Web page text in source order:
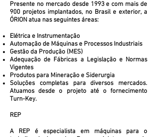
Presente no mercado desde 1993 e com mais de
900 projetos implantados, no Brasil e exterior, a
ÓRION atua nas seguintes áreas:
Elétrica e Instrumentação
Automação de Máquinas e Processos Industriais
Gestão da Produção (MES)
Adequação de Fábricas a Legislação e Normas
Vigentes
Produtos para Mineração e Siderurgia
Soluções completas para diversos mercados.
Atuamos desde o projeto até o fornecimento
Turn-Key.
REP
A REP é especialista em máquinas para o